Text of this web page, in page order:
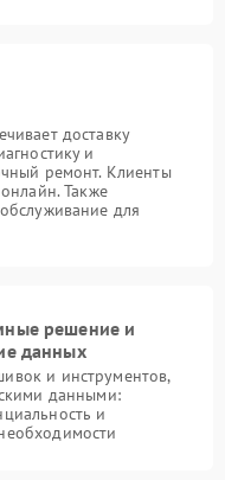
доставку
и
ремонт. Клиенты
Также
для
решение и
данных
и инструментов,
данными:
и